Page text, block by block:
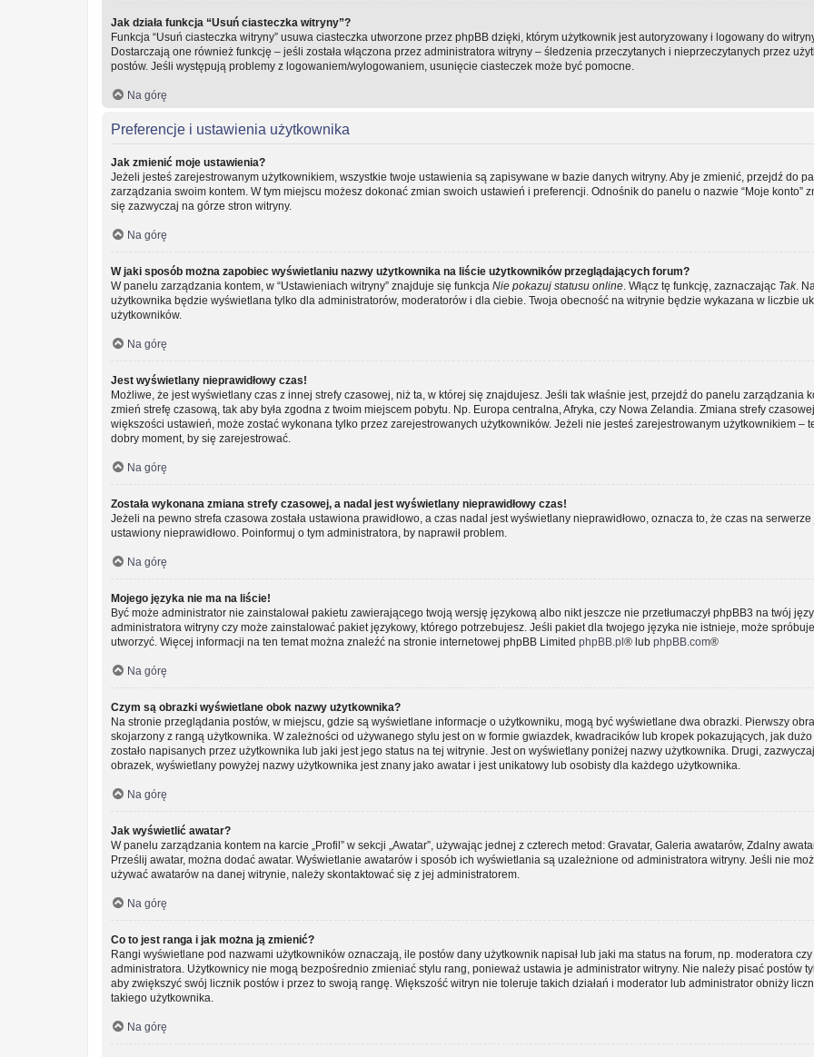
Jak działa funkcja “Usuń ciasteczka witryny”?
Funkcja “Usuń ciasteczka witryny” usuwa ciasteczka utworzone przez phpBB dzięki, którym użytkownik jest autoryzowany i logowany do
Dostarczają one również funkcję – jeśli została włączona przez administratora witryny – śledzenia przeczytanych i nieprzeczytanych przez
postów. Jeśli występują problemy z logowaniem/wylogowaniem, usunięcie ciasteczek może być pomocne.
Na górę
Preferencje i ustawienia użytkownika
Jak zmienić moje ustawienia?
Jeżeli jesteś zarejestrowanym użytkownikiem, wszystkie twoje ustawienia są zapisywane w bazie danych witryny. Aby je zmienić, przejdź do
zarządzania swoim kontem. W tym miejscu możesz dokonać zmian swoich ustawień i preferencji. Odnośnik do panelu o nazwie “Moje konto”
się zazwyczaj na górze stron witryny.
Na górę
W jaki sposób można zapobiec wyświetlaniu nazwy użytkownika na liście użytkowników przeglądających forum?
W panelu zarządzania kontem, w “Ustawieniach witryny” znajduje się funkcja Nie pokazuj statusu online . Włącz tę funkcję, zaznaczając Tak.
użytkownika będzie wyświetlana tylko dla administratorów, moderatorów i dla ciebie. Twoja obecność na witrynie będzie wykazana w liczbie
użytkowników.
Na górę
Jest wyświetlany nieprawidłowy czas!
Możliwe, że jest wyświetlany czas z innej strefy czasowej, niż ta, w której się znajdujesz. Jeśli tak właśnie jest, przejdź do panelu zarządzania
zmień strefę czasową, tak aby była zgodna z twoim miejscem pobytu. Np. Europa centralna, Afryka, czy Nowa Zelandia. Zmiana strefy
większości ustawień, może zostać wykonana tylko przez zarejestrowanych użytkowników. Jeżeli nie jesteś zarejestrowanym użytkownikiem –
dobry moment, by się zarejestrować.
Na górę
Została wykonana zmiana strefy czasowej, a nadal jest wyświetlany nieprawidłowy czas!
Jeżeli na pewno strefa czasowa została ustawiona prawidłowo, a czas nadal jest wyświetlany nieprawidłowo, oznacza to, że czas na serwerze
ustawiony nieprawidłowo. Poinformuj o tym administratora, by naprawił problem.
Na górę
Mojego języka nie ma na liście!
Być może administrator nie zainstalował pakietu zawierającego twoją wersję językową albo nikt jeszcze nie przetłumaczył phpBB3 na twój
administratora witryny czy może zainstalować pakiet językowy, którego potrzebujesz. Jeśli pakiet dla twojego języka nie istnieje, może
utworzyć. Więcej informacji na ten temat można znaleźć na stronie internetowej phpBB Limited phpBB.pl® lub phpBB.com®
Na górę
Czym są obrazki wyświetlane obok nazwy użytkownika?
Na stronie przeglądania postów, w miejscu, gdzie są wyświetlane informacje o użytkowniku, mogą być wyświetlane dwa obrazki. Pierwszy
skojarzony z rangą użytkownika. W zależności od używanego stylu jest on w formie gwiazdek, kwadracików lub kropek pokazujących, jak
zostało napisanych przez użytkownika lub jaki jest jego status na tej witrynie. Jest on wyświetlany poniżej nazwy użytkownika. Drugi,
obrazek, wyświetlany powyżej nazwy użytkownika jest znany jako awatar i jest unikatowy lub osobisty dla każdego użytkownika.
Na górę
Jak wyświetlić awatar?
W panelu zarządzania kontem na karcie „Profil” w sekcji „Awatar”, używając jednej z czterech metod: Gravatar, Galeria awatarów, Zdalny
Prześlij awatar, można dodać awatar. Wyświetlanie awatarów i sposób ich wyświetlania są uzależnione od administratora witryny. Jeśli nie
używać awatarów na danej witrynie, należy skontaktować się z jej administratorem.
Na górę
Co to jest ranga i jak można ją zmienić?
Rangi wyświetlane pod nazwami użytkowników oznaczają, ile postów dany użytkownik napisał lub jaki ma status na forum, np. moderatora czy
administratora. Użytkownicy nie mogą bezpośrednio zmieniać stylu rang, ponieważ ustawia je administrator witryny. Nie należy pisać postów
aby zwiększyć swój licznik postów i przez to swoją rangę. Większość witryn nie toleruje takich działań i moderator lub administrator obniży
takiego użytkownika.
Na górę